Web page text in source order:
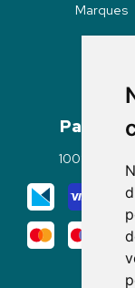
Marques
100% sécurisé